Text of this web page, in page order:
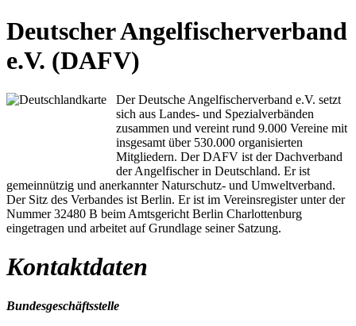
Deutscher Angelfischerverband
e.V. (DAFV)
Der Deutsche Angelfischerverband e.V. setzt
sich aus Landes- und Spezialverbänden
zusammen und vereint rund 9.000 Vereine mit
insgesamt über 530.000 organisierten
Mitgliedern. Der DAFV ist der Dachverband
der Angelfischer in Deutschland. Er ist
gemeinnützig und anerkannter Naturschutz- und Umweltverband.
Der Sitz des Verbandes ist Berlin. Er ist im Vereinsregister unter der
Nummer 32480 B beim Amtsgericht Berlin Charlottenburg
eingetragen und arbeitet auf Grundlage seiner Satzung.
Kontaktdaten
Bundesgeschäftsstelle